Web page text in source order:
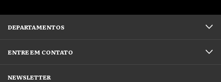
DEPARTAMENTOS
ENTRE EM CONTATO
NEWSLETTER